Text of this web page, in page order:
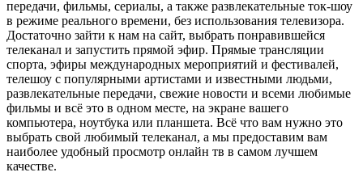
передачи, фильмы, сериалы, а также развлекательные ток-шоу
в режиме реального времени, без использования телевизора.
Достаточно зайти к нам на сайт, выбрать понравившейся
телеканал и запустить прямой эфир. Прямые трансляции
спорта, эфиры международных мероприятий и фестивалей,
телешоу с популярными артистами и известными людьми,
развлекательные передачи, свежие новости и всеми любимые
фильмы и всё это в одном месте, на экране вашего
компьютера, ноутбука или планшета. Всё что вам нужно это
выбрать свой любимый телеканал, а мы предоставим вам
наиболее удобный просмотр онлайн тв в самом лучшем
качестве.